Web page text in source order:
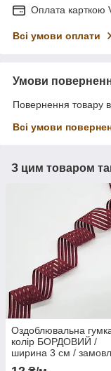
Оплата карткою
Всі умови оплати
Умови
Повернення товару
Всі умови
З цим товаром
Оздоблювальна
колір БОРДОВИЙ /
ширина 3 см /